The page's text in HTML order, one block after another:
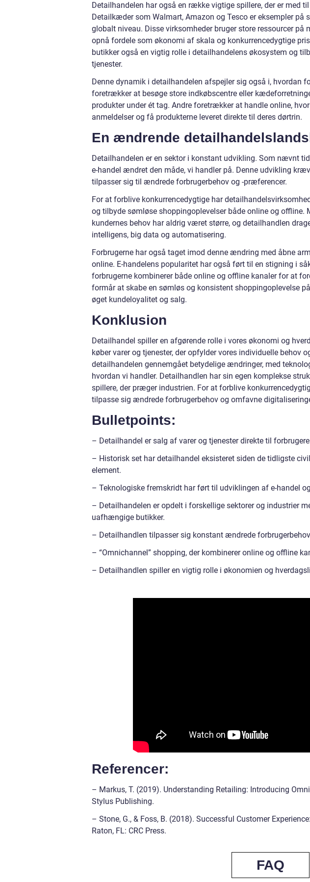
Detailhandelen har også en række vigtige spillere, der er med
Detailkæder som Walmart, Amazon og Tesco er eksempler på
globalt niveau. Disse virksomheder bruger store ressourcer
opnå fordele som økonomi af skala og konkurrencedygtige
butikker også en vigtig rolle i detailhandelens økosystem og
tjenester.
Denne dynamik i detailhandelen afspejler sig også i, hvordan
foretrækker at besøge store indkøbscentre eller
produkter under ét tag. Andre foretrækker at handle online,
anmeldelser og få produkterne leveret direkte til deres dørtrin.
En ændrende
Detailhandelen er en sektor i konstant udvikling. Som nævnt
e-handel ændret den måde, vi handler på. Denne udvikling
tilpasser sig til ændrede forbrugerbehov og -præferencer.
For at forblive konkurrencedygtige har
og tilbyde sømløse shoppingoplevelser både online og offline.
kundernes behov har aldrig været større, og detailhandlen
intelligens, big data og automatisering.
Forbrugerne har også taget imod denne ændring med åbne
online. E-handelens popularitet har også ført til en stigning i
forbrugerne kombinerer både online og offline kanaler for at
formår at skabe en sømløs og konsistent shoppingoplevelse
øget kundeloyalitet og salg.
Konklusion
Detailhandel spiller en afgørende rolle i vores økonomi og
køber varer og tjenester, der opfylder vores individuelle behov
detailhandelen gennemgået betydelige ændringer, med
hvordan vi handler. Detailhandlen har sin egen komplekse
spillere, der præger industrien. For at forblive
tilpasse sig ændrede forbrugerbehov og omfavne
Bulletpoints:
– Detailhandel er salg af varer og tjenester direkte til
– Historisk set har detailhandel eksisteret siden de tidligste
element.
– Teknologiske fremskridt har ført til udviklingen af e-handel
– Detailhandelen er opdelt i forskellige sektorer og industrier
uafhængige butikker.
– Detailhandlen tilpasser sig konstant ændrede
– “Omnichannel” shopping, der kombinerer online og offline
– Detailhandlen spiller en vigtig rolle i økonomien og
Referencer:
– Markus, T. (2019). Understanding Retailing: Introducing
Stylus Publishing.
– Stone, G., & Foss, B. (2018). Successful Customer
Raton, FL: CRC Press.
FAQ